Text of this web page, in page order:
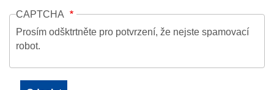
CAPTCHA
Prosím odšktrtněte pro potvrzení, že nejste spamovací
robot.